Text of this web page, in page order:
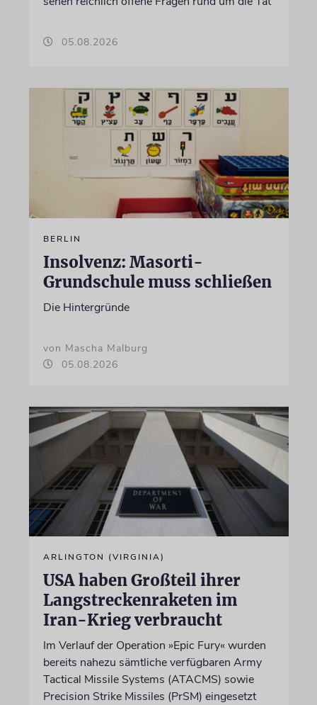
05.08.2026
BERLIN
Insolvenz: Masorti-
Grundschule muss schließen
Die Hintergründe
von Mascha Malburg
05.08.2026
ARLINGTON (VIRGINIA)
USA haben Großteil ihrer
Langstreckenraketen im
Iran-Krieg verbraucht
Im Verlauf der Operation »Epic Fury« wurden
bereits nahezu sämtliche verfügbaren Army
Tactical Missile Systems (ATACMS) sowie
Precision Strike Missiles (PrSM) eingesetzt